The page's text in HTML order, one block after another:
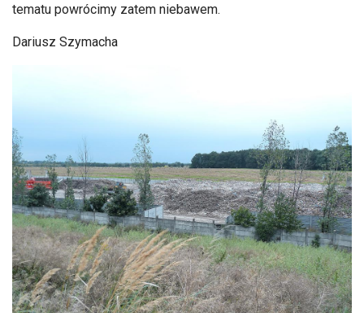
tematu powrócimy zatem niebawem.
Dariusz Szymacha